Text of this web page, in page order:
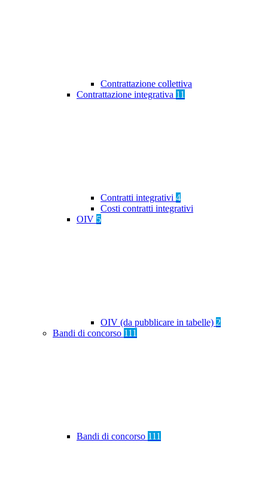
Contrattazione collettiva
Contrattazione integrativa 11
Contratti integrativi 4
Costi contratti integrativi
OIV 5
OIV (da pubblicare in tabelle) 2
Bandi di concorso 111
Bandi di concorso 111